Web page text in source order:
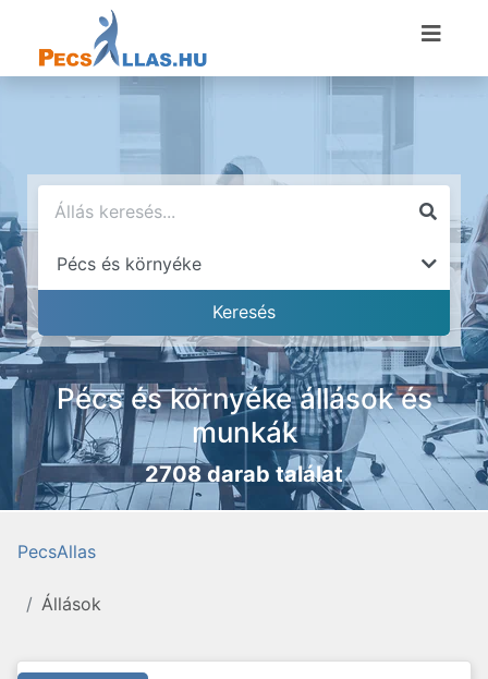
Pécs és környéke állások és
munkák
2708 darab találat
PecsAllas
Állások